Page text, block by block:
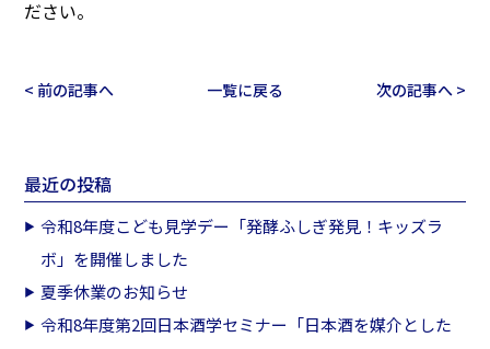
ださい。
< 前の記事へ 一覧に戻る 次の記事へ >
最近の投稿
令和8年度こども見学デー「発酵ふしぎ発見！キッズラ
ボ」を開催しました
夏季休業のお知らせ
令和8年度第2回日本酒学セミナー「日本酒を媒介とした